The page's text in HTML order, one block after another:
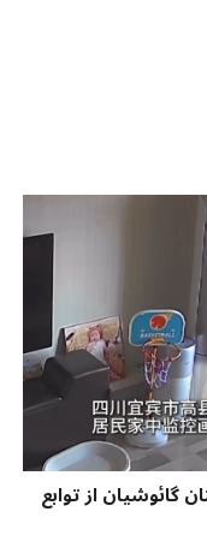
شهرستان گائوشیان از توابع